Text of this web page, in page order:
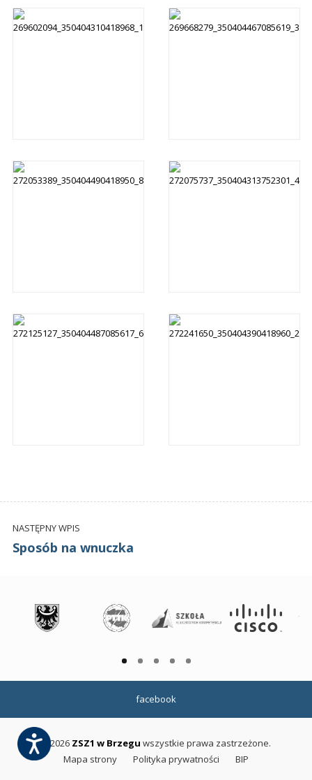
NASTĘPNY WPIS
Sposób na wnuczka
facebook
©2026 ZSZ1 w Brzegu wszystkie prawa zastrzeżone.
Mapa strony
Polityka prywatności BIP